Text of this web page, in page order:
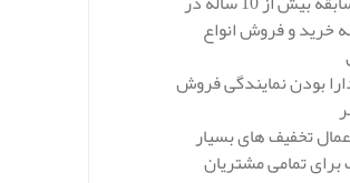
خرید و فروش انواع
بودن نمایندگی فروش
تخفیف های بسیار
تمامی مشتریان